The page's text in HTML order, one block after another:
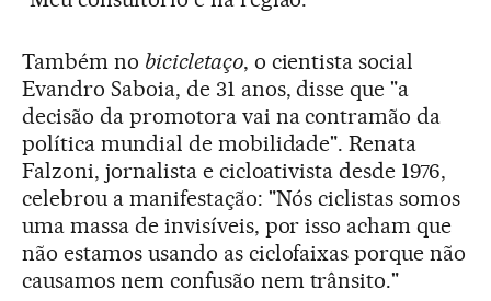
Também no bicicletaço, o cientista social
Evandro Saboia, de 31 anos, disse que "a
decisão da promotora vai na contramão da
política mundial de mobilidade". Renata
Falzoni, jornalista e cicloativista desde 1976,
celebrou a manifestação: "Nós ciclistas somos
uma massa de invisíveis, por isso acham que
não estamos usando as ciclofaixas porque não
causamos nem confusão nem trânsito."